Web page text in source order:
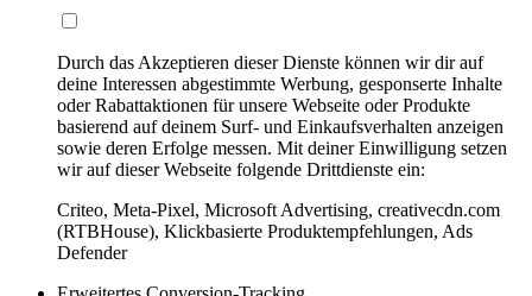
Durch das Akzeptieren dieser Dienste können wir dir auf
deine Interessen abgestimmte Werbung, gesponserte Inhalte
oder Rabattaktionen für unsere Webseite oder Produkte
basierend auf deinem Surf- und Einkaufsverhalten anzeigen
sowie deren Erfolge messen. Mit deiner Einwilligung setzen
wir auf dieser Webseite folgende Drittdienste ein:
Criteo, Meta-Pixel, Microsoft Advertising, creativecdn.com
(RTBHouse), Klickbasierte Produktempfehlungen, Ads
Defender